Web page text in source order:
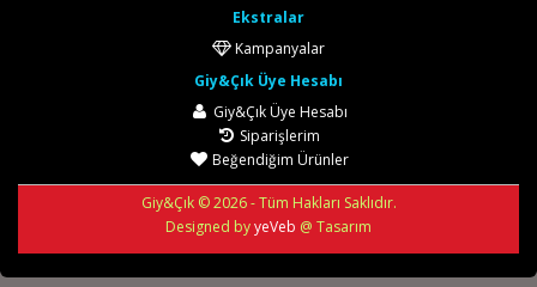
Ekstralar
Kampanyalar
Giy&Çık Üye Hesabı
Giy&Çık Üye Hesabı
Siparişlerim
Beğendiğim Ürünler
Giy&Çık © 2026 - Tüm Hakları Saklıdır.
Designed byyeVeb @ Tasarım